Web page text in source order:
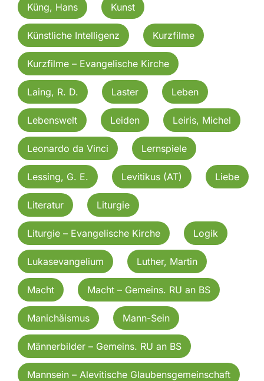
Küng, Hans Kunst
Künstliche Intelligenz Kurzfilme
Kurzfilme – Evangelische Kirche
Laing, R. D. Laster Leben
Lebenswelt Leiden Leiris, Michel
Leonardo da Vinci Lernspiele
Lessing, G. E. Levitikus (AT) Liebe
Literatur Liturgie
Liturgie – Evangelische Kirche Logik
Lukasevangelium Luther, Martin
Macht Macht – Gemeins. RU an BS
Manichäismus Mann-Sein
Männerbilder – Gemeins. RU an BS
Mannsein – Alevitische Glaubensgemeinschaft